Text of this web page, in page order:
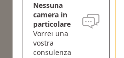
Nessuna
camera in
particolare
Vorrei una
vostra
consulenza